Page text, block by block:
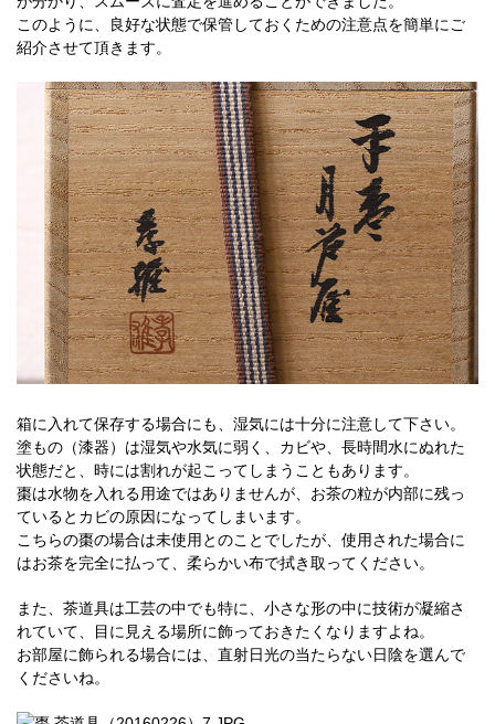
このように、良好な状態で保管しておくための注意点を簡単にご
紹介させて頂きます。
箱に入れて保存する場合にも、湿気には十分に注意して下さい。
塗もの（漆器）は湿気や水気に弱く、カビや、長時間水にぬれた
状態だと、時には割れが起こってしまうこともあります。
棗は水物を入れる用途ではありませんが、お茶の粒が内部に残っ
ているとカビの原因になってしまいます。
こちらの棗の場合は未使用とのことでしたが、使用された場合に
はお茶を完全に払って、柔らかい布で拭き取ってください。
また、茶道具は工芸の中でも特に、小さな形の中に技術が凝縮さ
れていて、目に見える場所に飾っておきたくなりますよね。
お部屋に飾られる場合には、直射日光の当たらない日陰を選んで
くださいね。